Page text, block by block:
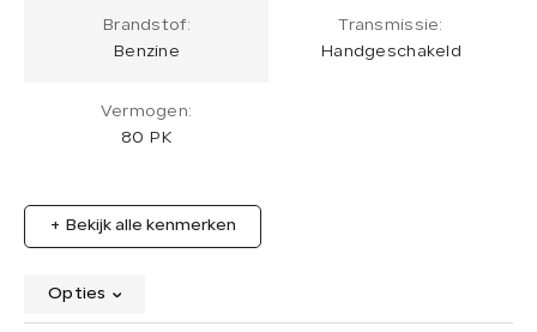
Brandstof:
Benzine
Transmissie:
Handgeschakeld
Vermogen:
80 PK
+ Bekijk alle kenmerken
Opties